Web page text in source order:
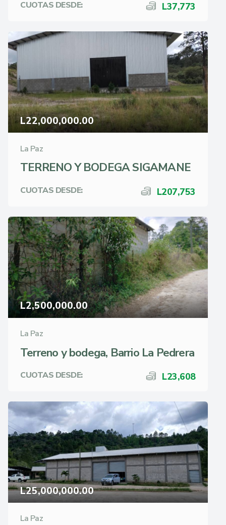
CUOTAS DESDE: L37,773
L22,000,000.00
La Paz
TERRENO Y BODEGA SIGAMANE
CUOTAS DESDE: L207,753
L2,500,000.00
La Paz
Terreno y bodega, Barrio La Pedrera
CUOTAS DESDE: L23,608
L25,000,000.00
La Paz